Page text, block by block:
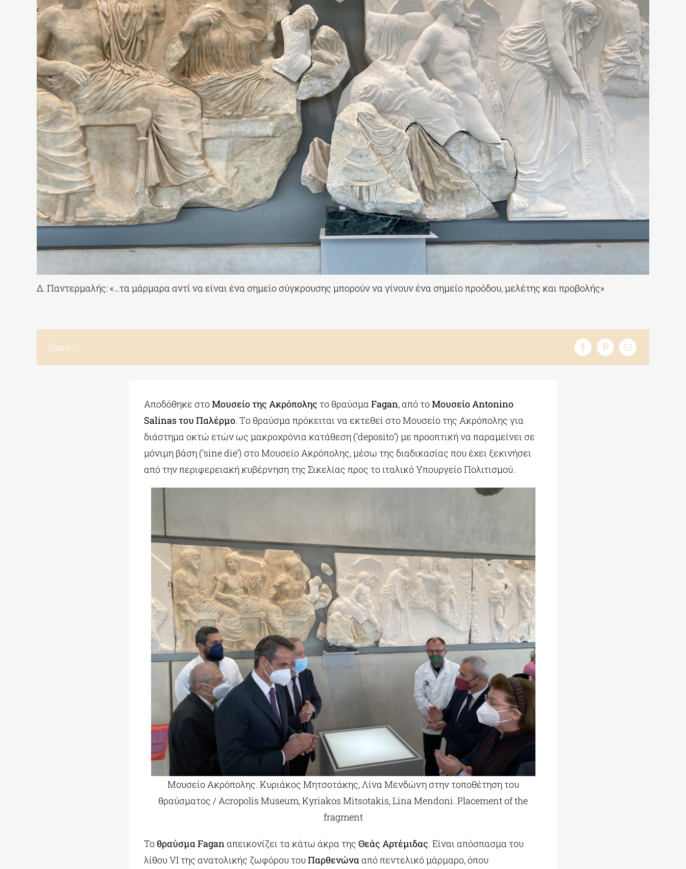
Δ. Παντερμαλής: «…τα μάρμαρα αντί να είναι ένα σημείο σύγκρουσης μπορούν να γίνουν ένα σημείο προόδου, μελέτης και προβολής»
Share it!
Αποδόθηκε στοΜουσείο της Ακρόπολης το θραύσμα Fagan, από τοΜουσείο Antonino
Salinas του Παλέρμο. Tο θραύσμα πρόκειται να εκτεθεί στο Μουσείο της Ακρόπολης για
διάστημα οκτώ ετών ως μακροχρόνια κατάθεση (‘deposito’) με προοπτική να παραμείνει σε
μόνιμη βάση (‘sine die’) στο Μουσείο Ακρόπολης, μέσω της διαδικασίας που έχει ξεκινήσει
από την περιφερειακή κυβέρνηση της Σικελίας προς το ιταλικό Υπουργείο Πολιτισμού.
Μουσείο Ακρόπολης. Κυριάκος Μητσοτάκης, Λίνα Μενδώνη στην τοποθέτηση του
θραύσματος / Acropolis Museum, Kyriakos Mitsotakis, Lina Mendoni. Placement of the
fragment
Τοθραύσμα Fagan απεικονίζει τα κάτω άκρα της Θεάς Αρτέμιδας. Είναι απόσπασμα του
λίθου VI της ανατολικής ζωφόρου τουΠαρθενώνα από πεντελικό μάρμαρο, όπου